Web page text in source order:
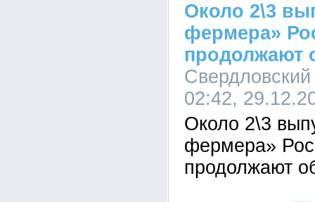
Около 2\3
фермера»
продолжают
02:42,
Около 2\3
фермера»
продолжают